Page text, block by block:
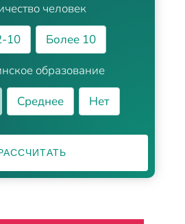
человек
10
Более 10
образование
Среднее Нет